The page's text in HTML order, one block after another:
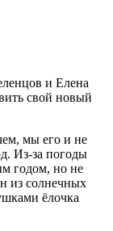
и Елена
свой новый
мы его и не
Из-за погоды
годом, но не
из солнечных
ёлочка